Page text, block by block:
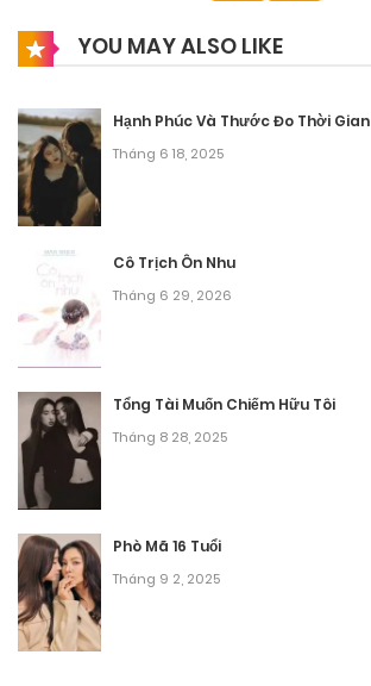
YOU MAY ALSO LIKE
Hạnh Phúc Và Thước Đo Thời Gian
Tháng 6 18, 2025
Cô Trịch Ôn Nhu
Tháng 6 29, 2026
Tổng Tài Muốn Chiếm Hữu Tôi
Tháng 8 28, 2025
Phò Mã 16 Tuổi
Tháng 9 2, 2025